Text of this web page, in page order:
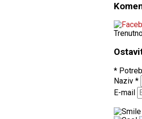
*
Naziv *
E-mail